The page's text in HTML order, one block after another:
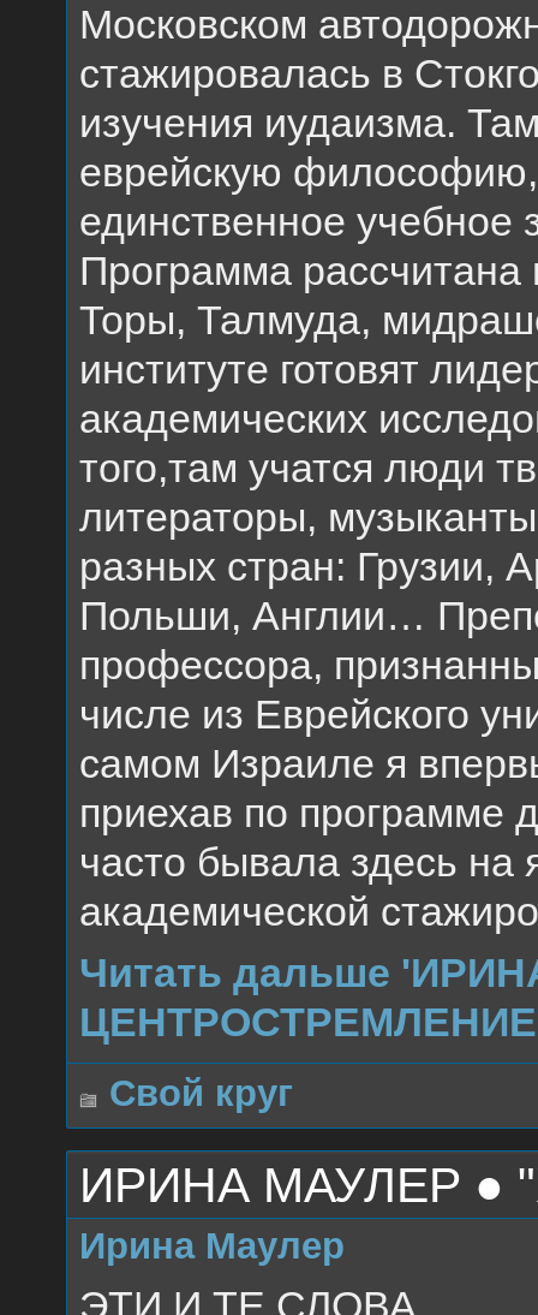
Московском
стажировалась в
изучения иудаизма.
еврейскую философию,
единственное учебное
Программа рассчитана
Торы, Талмуда,
институте готовят
академических
того,там учатся люди
литераторы,
разных стран: Грузии,
Польши, Англии…
профессора,
числе из Еврейского
самом Израиле я
приехав по программе
часто бывала здесь на
академической
Читать дальше
Свой круг
ИРИНА МАУЛЕР ●
Ирина Маулер
ЭТИ И ТЕ СЛОВА